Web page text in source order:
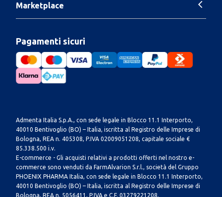
Marketplace
Pagamenti sicuri
Admenta Italia S.p.A., con sede legale in Blocco 11.1 Interporto,
40010 Bentivoglio (BO) – Italia, iscritta al Registro delle Imprese di
Bologna, REA n. 405308, P.IVA 02009051208, capitale sociale €
85.338.500 i.v.
E-commerce - Gli acquisti relativi a prodotti offerti nel nostro e-
commerce sono venduti da FarmAlvarion S.r.l., società del Gruppo
PHOENIX PHARMA Italia, con sede legale in Blocco 11.1 Interporto,
40010 Bentivoglio (BO) – Italia, iscritta al Registro delle Imprese di
Bologna, REA n. 5056411, P.IVA e C.F. 03279221208.